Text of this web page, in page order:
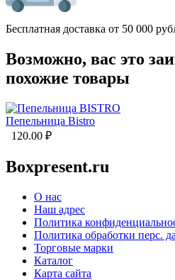
Бесплатная доставка от 50 000
Возможно, вас это
похожие товары
Пепельница Bistro
120.00 ₽
Boxpresent.ru
О нас
Наш адрес
Политика
Политика обработки перс.
Торговые марки
Каталог
Карта сайта